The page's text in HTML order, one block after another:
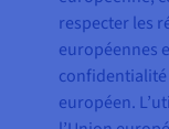
respecter les
européennes
confidentialité
européen.